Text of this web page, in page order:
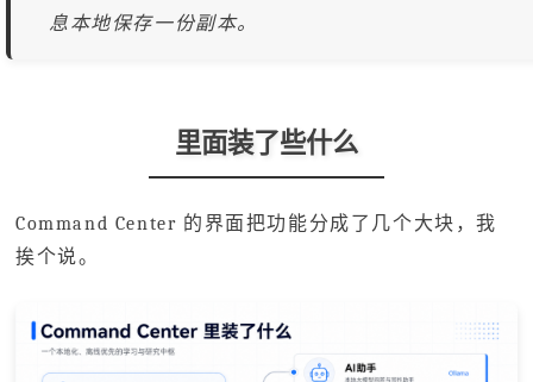
息本地保存一份副本。
里面装了些什么
Command Center 的界面把功能分成了几个大块，我
挨个说。